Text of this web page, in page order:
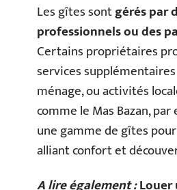
Les gîtes sontgérés par
professionnels ou des
Certains propriétaires
services
ménage, ou activités
comme le Mas Bazan,
une gamme de gîtes
alliant confort et
A lire également :Louer